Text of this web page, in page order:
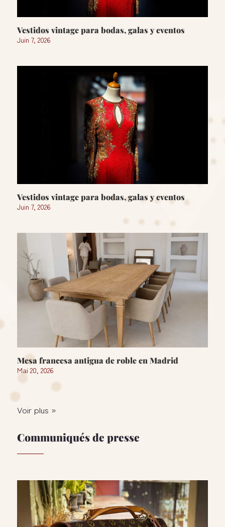
Vestidos vintage para bodas, galas y eventos
Juin 7, 2026
Vestidos vintage para bodas, galas y eventos
Juin 7, 2026
Mesa francesa antigua de roble en Madrid
Mai 20, 2026
Voir plus »
Communiqués de presse